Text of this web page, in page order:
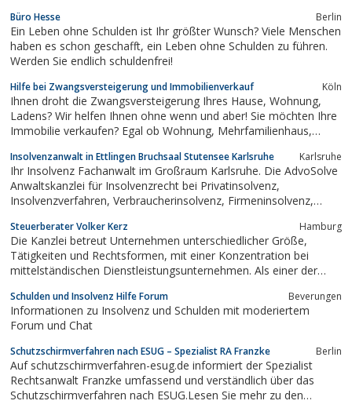
Büro Hesse Berlin
Ein Leben ohne Schulden ist Ihr größter Wunsch? Viele Menschen
haben es schon geschafft, ein Leben ohne Schulden zu führen.
Werden Sie endlich schuldenfrei!
Hilfe bei Zwangsversteigerung und Immobilienverkauf Köln
Ihnen droht die Zwangsversteigerung Ihres Hause, Wohnung,
Ladens? Wir helfen Ihnen ohne wenn und aber! Sie möchten Ihre
Immobilie verkaufen? Egal ob Wohnung, Mehrfamilienhaus,
– ohne Maklergebühren!
Insolvenzanwalt in Ettlingen Bruchsaal Stutensee Karlsruhe Karlsruhe
Ihr Insolvenz Fachanwalt im Großraum Karlsruhe. Die AdvoSolve
Anwaltskanzlei für Insolvenzrecht bei Privatinsolvenz,
Insolvenzverfahren, Verbraucherinsolvenz, Firmeninsolvenz,
Rheinstetten, Ettlingen, Karlsruhe, Stutensee, Bruchsaal, Rastatt,
Waghäusel,...
Steuerberater Volker Kerz Hamburg
Die Kanzlei betreut Unternehmen unterschiedlicher Größe,
Tätigkeiten und Rechtsformen, mit einer Konzentration bei
mittelständischen Dienstleistungsunternehmen. Als einer der
Deutschland biete ich Fachberatungen zu den Themenbereichen
Sanierung und Insolvenz an.
Schulden und Insolvenz Hilfe Forum Beverungen
Informationen zu Insolvenz und Schulden mit moderiertem
Forum und Chat
Schutzschirmverfahren nach ESUG – Spezialist RA Franzke Berlin
Auf schutzschirmverfahren-esug.de informiert der Spezialist
Rechtsanwalt Franzke umfassend und verständlich über das
Schutzschirmverfahren nach ESUG.Lesen Sie mehr zu den